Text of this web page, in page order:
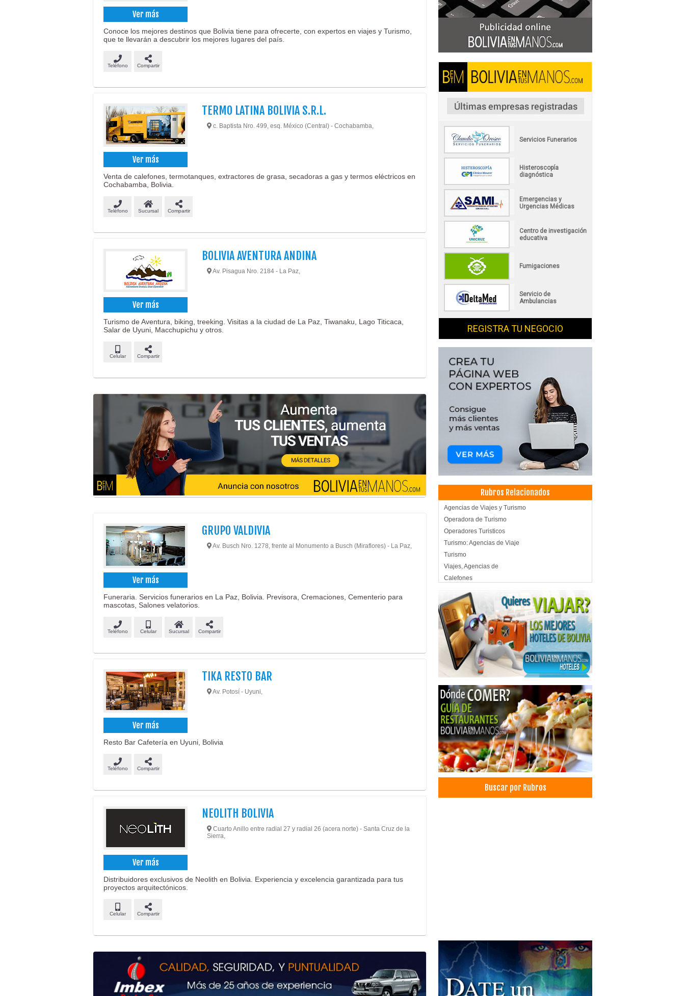
Ver más
Conoce los mejores destinos que Bolivia tiene para ofrecerte, con expertos en viajes y Turismo,
que te llevarán a descubrir los mejores lugares del país.
Teléfono Compartir
Ver más
TERMO LATINA BOLIVIA S.R.L.
c. Baptista Nro. 499, esq. México (Central) - Cochabamba,
Venta de calefones, termotanques, extractores de grasa, secadoras a gas y termos eléctricos en
Cochabamba, Bolivia.
Teléfono Sucursal Compartir
Ver más
BOLIVIA AVENTURA ANDINA
Av. Pisagua Nro. 2184 - La Paz,
Turismo de Aventura, biking, treeking. Visitas a la ciudad de La Paz, Tiwanaku, Lago Titicaca,
Salar de Uyuni, Macchupichu y otros.
Celular Compartir
Ver más
GRUPO VALDIVIA
Av. Busch Nro. 1278, frente al Monumento a Busch (Miraflores) - La Paz,
Funeraria. Servicios funerarios en La Paz, Bolivia. Previsora, Cremaciones, Cementerio para
mascotas, Salones velatorios.
Teléfono Celular Sucursal Compartir
Ver más
TIKA RESTO BAR
Av. Potosí - Uyuni,
Resto Bar Cafetería en Uyuni, Bolivia
Teléfono Compartir
Ver más
NEOLITH BOLIVIA
Cuarto Anillo entre radial 27 y radial 26 (acera norte) - Santa Cruz de la
Sierra,
Distribuidores exclusivos de Neolith en Bolivia. Experiencia y excelencia garantizada para tus
proyectos arquitectónicos.
Celular Compartir
Servicios Funerarios
Histeroscopía
diagnóstica
Emergencias y
Urgencias Médicas
Centro de investigación
educativa
Fumigaciones
Servicio de
Ambulancias
REGISTRA TU NEGOCIO
Rubros Relacionados
Agencias de Viajes y Turismo
Operadora de Turismo
Operadores Turisticos
Turismo: Agencias de Viaje
Turismo
Viajes, Agencias de
Calefones
Accesorios para construcción
Calefones a Gas
Extractores de Grasa
Turismo de Aventura
Turismo Ecológico
Lápidas
Funerarias
Previsoras
Cementerio de Mascotas
Servicios Exequiales
Ataudes
Funerales
Cementerios
Salones Velatorios
Cremaciones
Cafeterías
Restaurantes: Comida Criolla
Adornos para el hogar
Chompas
Mochilas
Prendas de Vestir
Poleras
Buscar por Rubros